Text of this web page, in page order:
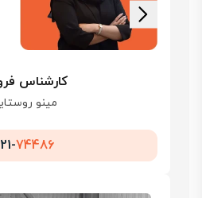
کارشناس
مینو
74486